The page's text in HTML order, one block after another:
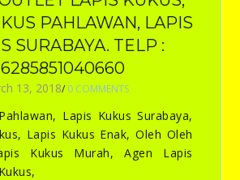
PAHLAWAN, LAPIS
SURABAYA. TELP :
13, 2018/ 0 COMMENTS
Lapis Kukus Surabaya,
Lapis Kukus Enak, Oleh Oleh
Kukus Murah, Agen Lapis